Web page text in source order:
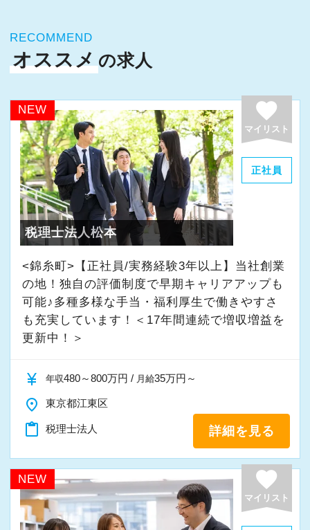
・主体的に業務を進められる方
・顧客対応や提案業務に挑戦したい方
・資産税など専門性を高めたい方
・将来的にマネジメントに関わりたい方
＜まずはカジュアル面談へ＞
・事前に気軽な面談を実施
・仕事内容やキャリアを相談可
・ざっくばらんに質問OK
・納得後に選考へ進めます
・入社時期は柔軟に対応
まずはカジュアル面談からでも歓迎です
「応募する」からお気軽にご連絡ください。
★職場の雰囲気★
なく業務に向かっています。
職員同士の距離も近く、先輩へ相談しながら業
務を覚えていくことができます。
パソコン作業になりますので、目や脳が疲れた
ら、お茶やお菓子で糖分補給もしながら、作業
を進めています。
★入社後の仕事内容★
業務時間内は、事務所内スタッフともやりとり
して頂きながら、
完全在宅会計スタッフとして、会計業務全般を
お任せします。
・記帳代行
・確定申告業務
・年末調整業務
・決算業務
・Excelを使用した集計、Wordでの文書作成
・資料やデータの整理
・電話、メール対応
RECOMMEND
オススメ の求人
NEW favorite
マイリスト
正社員
税理士法人松本
<錦糸町>【正社員/実務経験3年以上】当社創業
の地！独自の評価制度で早期キャリアアップも
可能♪多種多様な手当・福利厚生で働きやすさ
も充実しています！＜17年間連続で増収増益を
更新中！＞
currency_yen 年収480～800万円 / 月給35万円～
place 東京都江東区
content_paste 税理士法人 詳細を見る
NEW favorite
マイリスト